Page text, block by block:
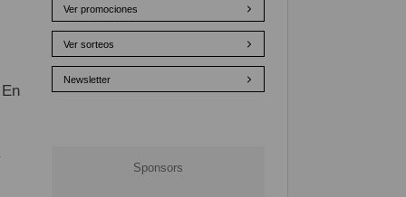
Ver promociones
Ver sorteos
Newsletter